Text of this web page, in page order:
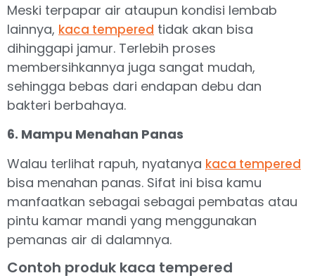
Meski terpapar air ataupun kondisi lembab
lainnya, kaca tempered tidak akan bisa
dihinggapi jamur. Terlebih proses
membersihkannya juga sangat mudah,
sehingga bebas dari endapan debu dan
bakteri berbahaya.
6. Mampu Menahan Panas
Walau terlihat rapuh, nyatanya kaca tempered
bisa menahan panas. Sifat ini bisa kamu
manfaatkan sebagai sebagai pembatas atau
pintu kamar mandi yang menggunakan
pemanas air di dalamnya.
Contoh produk kaca tempered